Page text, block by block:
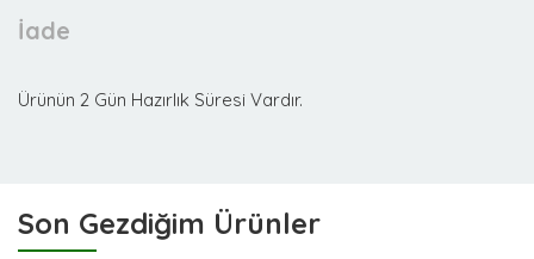
İade
Ürünün 2 Gün Hazırlık Süresi Vardır.
Son Gezdiğim Ürünler